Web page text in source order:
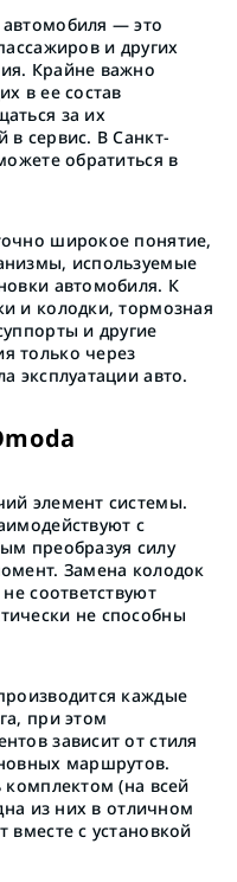
— это
и других
Крайне важно
в ее состав
за их
в сервис. В Санкт-
обратиться в
широкое понятие,
используемые
автомобиля. К
и колодки, тормозная
и другие
только через
эксплуатации авто.
элемент системы.
с
преобразуя силу
Замена колодок
соответствуют
не способны
каждые
при этом
зависит от стиля
маршрутов.
комплектом (на всей
из них в отличном
вместе с установкой